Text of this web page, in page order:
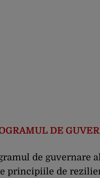
DE
de guvernare
principiile de